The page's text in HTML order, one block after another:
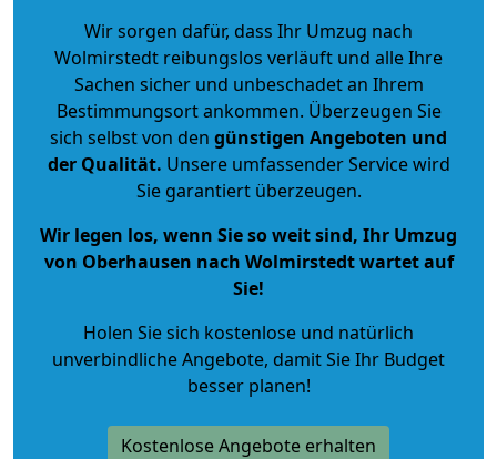
Wir sorgen dafür, dass Ihr Umzug nach
Wolmirstedt reibungslos verläuft und alle Ihre
Sachen sicher und unbeschadet an Ihrem
Bestimmungsort ankommen. Überzeugen Sie
sich selbst von den günstigen Angeboten und
der Qualität. Unsere umfassender Service wird
Sie garantiert überzeugen.
Wir legen los, wenn Sie so weit sind, Ihr Umzug
von Oberhausen nach Wolmirstedt wartet auf
Sie!
Holen Sie sich kostenlose und natürlich
unverbindliche Angebote, damit Sie Ihr Budget
besser planen!
Kostenlose Angebote erhalten